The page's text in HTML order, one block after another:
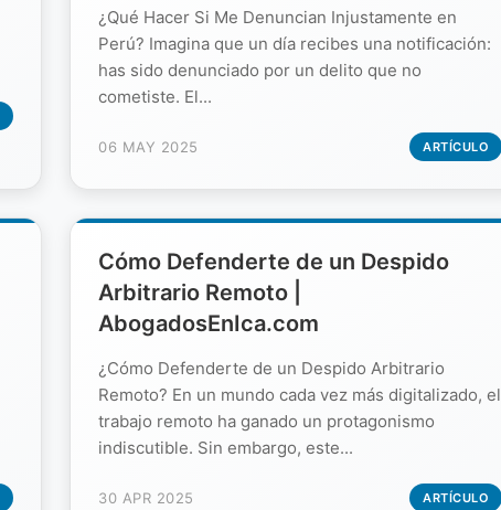
¿Qué Hacer Si Me Denuncian Injustamente en
Perú? Imagina que un día recibes una notificación:
has sido denunciado por un delito que no
cometiste. El...
06 MAY 2025 ARTÍCULO
Cómo Defenderte de un Despido
Arbitrario Remoto |
AbogadosEnIca.com
¿Cómo Defenderte de un Despido Arbitrario
Remoto? En un mundo cada vez más digitalizado, el
trabajo remoto ha ganado un protagonismo
indiscutible. Sin embargo, este...
30 APR 2025 ARTÍCULO